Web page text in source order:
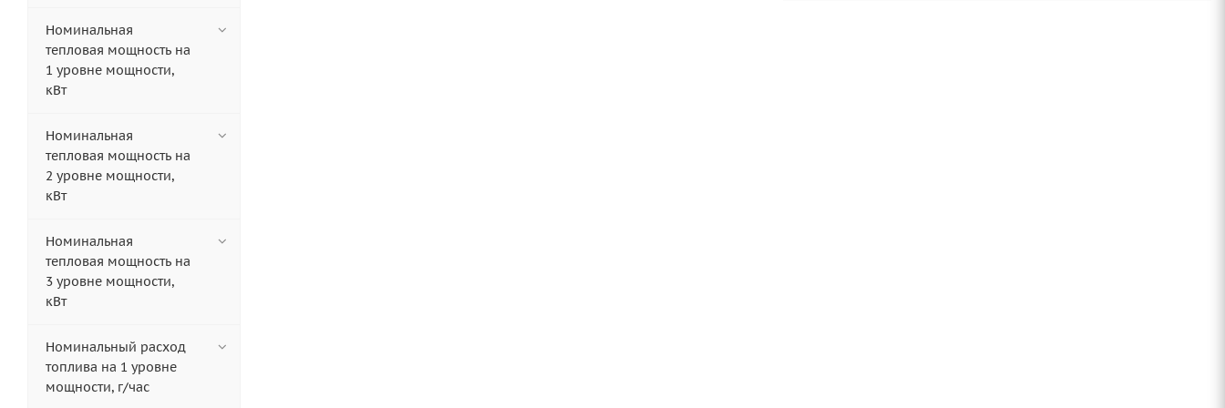
Номинальная
тепловая мощность на
1 уровне мощности,
кВт
Номинальная
тепловая мощность на
2 уровне мощности,
кВт
Номинальная
тепловая мощность на
3 уровне мощности,
кВт
Номинальный расход
топлива на 1 уровне
мощности, г/час